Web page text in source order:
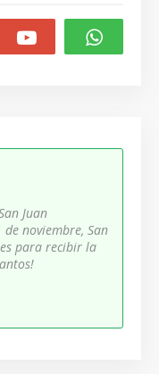
Juan
de noviembre, San
para recibir la